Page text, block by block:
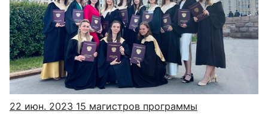
22 июн. 2023 15 магистров программы